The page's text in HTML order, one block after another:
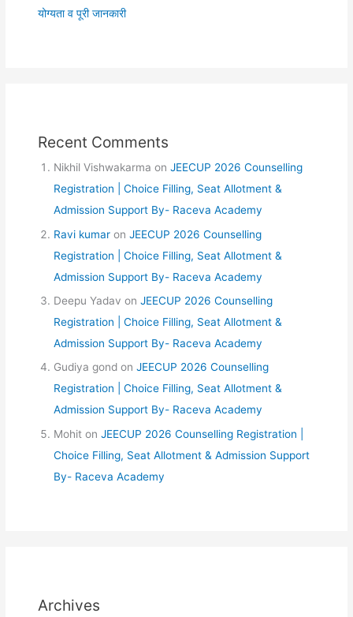
योग्यता व पूरी जानकारी
Recent Comments
Nikhil Vishwakarma onJEECUP 2026 Counselling
Registration | Choice Filling, Seat Allotment &
Admission Support By- Raceva Academy
Ravi kumar onJEECUP 2026 Counselling
Registration | Choice Filling, Seat Allotment &
Admission Support By- Raceva Academy
Deepu Yadav onJEECUP 2026 Counselling
Registration | Choice Filling, Seat Allotment &
Admission Support By- Raceva Academy
Gudiya gond onJEECUP 2026 Counselling
Registration | Choice Filling, Seat Allotment &
Admission Support By- Raceva Academy
Mohit onJEECUP 2026 Counselling Registration |
Choice Filling, Seat Allotment & Admission Support
By- Raceva Academy
Archives